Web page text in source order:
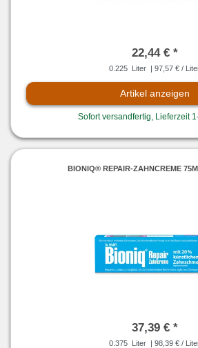
22,44 € *
0.225 Liter | 97,57 € /
Artikel anzeigen
Sofort versandfertig, Lieferzeit
BIONIQ® REPAIR-ZAHNCREME
37,39 € *
0.375 Liter | 98,39 € /